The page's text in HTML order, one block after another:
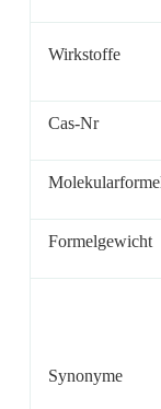
Wirkstoffe
Cas-Nr
Formelgewicht
Synonyme